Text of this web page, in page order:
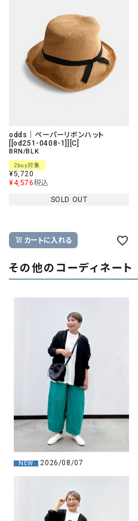
odds｜ペーパーリボンハット
[[od251-0408-1]][C]
BRN/BLK
2buy対象
¥5,720
¥4,576税込
SOLD OUT
カートに入れる
その他のコーディネート
NEW 2026/08/07